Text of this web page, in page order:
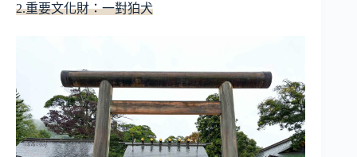
2.重要文化財：一對狛犬